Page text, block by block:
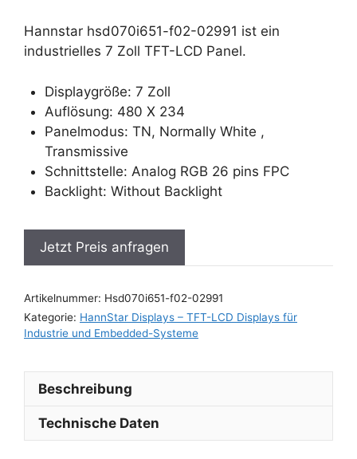
Hannstar hsd070i651-f02-02991 ist ein
industrielles 7 Zoll TFT-LCD Panel.
Displaygröße: 7 Zoll
Auflösung: 480 X 234
Panelmodus: TN, Normally White ,
Transmissive
Schnittstelle: Analog RGB 26 pins FPC
Backlight: Without Backlight
Jetzt Preis anfragen
Artikelnummer: Hsd070i651-f02-02991
Kategorie: HannStar Displays – TFT-LCD Displays für
Industrie und Embedded-Systeme
Beschreibung
Technische Daten